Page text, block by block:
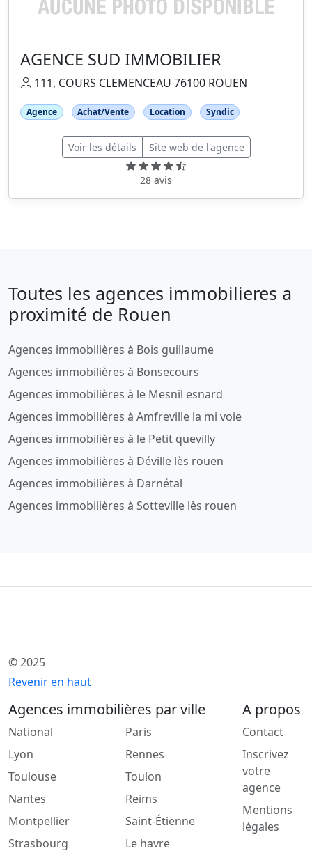
AGENCE SUD IMMOBILIER
111, COURS CLEMENCEAU 76100 ROUEN
Agence Achat/Vente Location Syndic
Voir les détails Site web de l'agence
28 avis
Toutes les agences immobilieres a
proximité de Rouen
Agences immobilières à Bois guillaume
Agences immobilières à Bonsecours
Agences immobilières à le Mesnil esnard
Agences immobilières à Amfreville la mi voie
Agences immobilières à le Petit quevilly
Agences immobilières à Déville lès rouen
Agences immobilières à Darnétal
Agences immobilières à Sotteville lès rouen
© 2025
Revenir en haut
Agences immobilières par ville
National
Lyon
Toulouse
Nantes
Montpellier
Strasbourg
Paris
Rennes
Toulon
Reims
Saint-Étienne
Le havre
A propos
Contact
Inscrivez
votre
agence
Mentions
légales